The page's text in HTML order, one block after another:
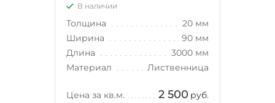
В наличии
Толщина
20 мм
Ширина
90 мм
Длина
3000 мм
Материал
Лиственница
Цена за кв.м. 2 500 руб.